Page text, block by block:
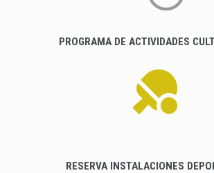
PROGRAMA DE ACTIVIDADES
RESERVA INSTALACIONES